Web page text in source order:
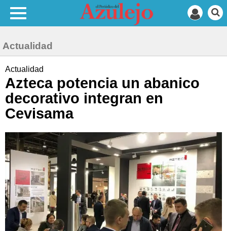
Actualidad
Actualidad
Azteca potencia un abanico
decorativo integran en
Cevisama